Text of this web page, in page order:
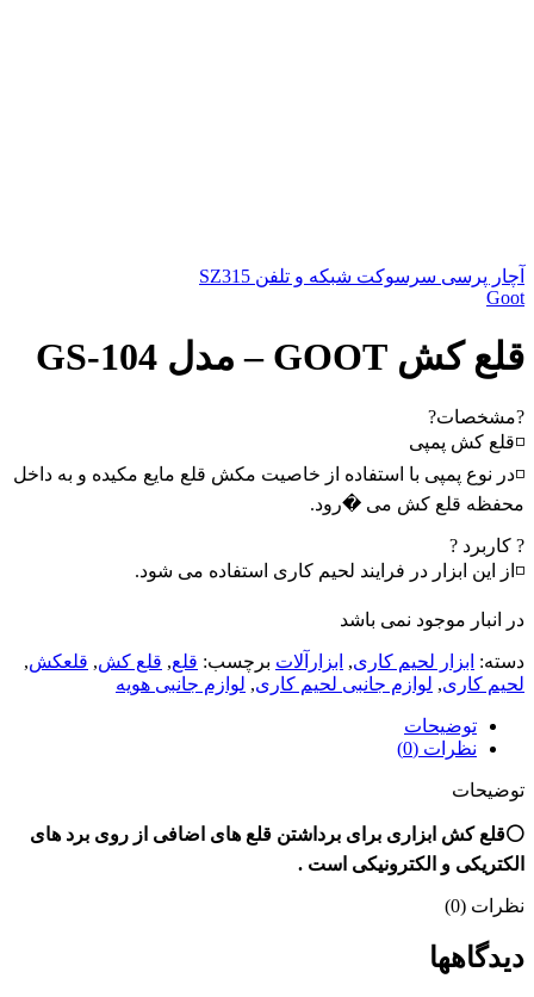
آچار پرسی سرسوکت شبکه و تلفن SZ315
Goot
قلع کش GOOT – مدل GS-104
?مشخصات?
◽قلع کش پمپی
◽در نوع پمپی با استفاده از خاصیت مکش قلع مایع مکیده و به داخل
محفظه قلع کش می �رود.
? کاربرد ?
◽از این ابزار در فرایند لحیم کاری استفاده می شود.
در انبار موجود نمی باشد
دسته: ابزار لحیم کاری, ابزارآلات برچسب: قلع, قلع کش, قلعکش,
لحیم کاری, لوازم جانبی لحیم کاری, لوازم جانبی هویه
توضیحات
نظرات (0)
توضیحات
⚪قلع کش ابزاری برای برداشتن قلع های اضافی از روی برد های
الکتریکی و الکترونیکی است .
نظرات (0)
دیدگاهها